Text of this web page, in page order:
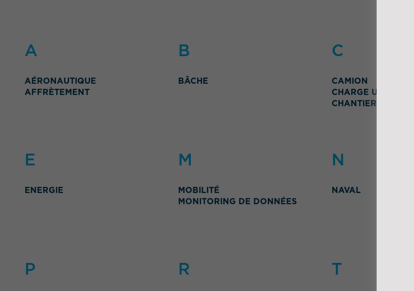
A
AÉRONAUTIQUE
AFFRÈTEMENT
B
BÂCHE
C
CAMION
CHARGE UTILE
CHANTIER ET BTP
E
ENERGIE
M
MOBILITÉ
MONITORING DE DONNÉES
N
NAVAL
P R T